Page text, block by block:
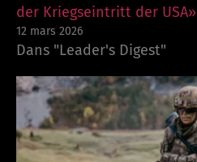
der Kriegseintritt der USA»
12 mars 2026
Dans "Leader's Digest"